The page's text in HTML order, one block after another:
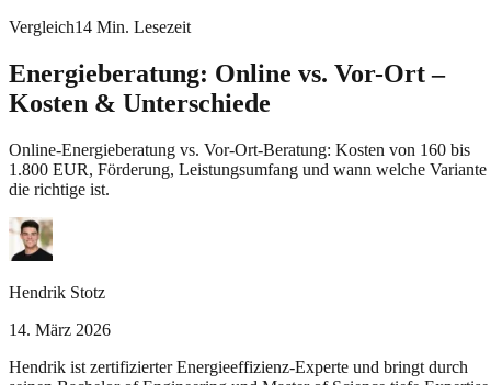
Vergleich14 Min. Lesezeit
Energieberatung: Online vs. Vor-Ort –
Kosten & Unterschiede
Online-Energieberatung vs. Vor-Ort-Beratung: Kosten von 160 bis
1.800 EUR, Förderung, Leistungsumfang und wann welche Variante
die richtige ist.
Hendrik Stotz
14. März 2026
Hendrik ist zertifizierter Energieeffizienz-Experte und bringt durch